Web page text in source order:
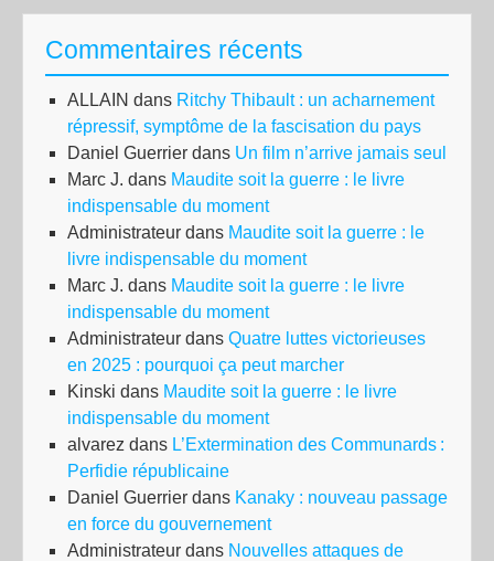
Commentaires récents
ALLAIN dans Ritchy Thibault : un acharnement
répressif, symptôme de la fascisation du pays
Daniel Guerrier dans Un film n’arrive jamais seul
Marc J. dans Maudite soit la guerre : le livre
indispensable du moment
Administrateur dans Maudite soit la guerre : le
livre indispensable du moment
Marc J. dans Maudite soit la guerre : le livre
indispensable du moment
Administrateur dans Quatre luttes victorieuses
en 2025 : pourquoi ça peut marcher
Kinski dans Maudite soit la guerre : le livre
indispensable du moment
alvarez dans L’Extermination des Communards :
Perfidie républicaine
Daniel Guerrier dans Kanaky : nouveau passage
en force du gouvernement
Administrateur dans Nouvelles attaques de